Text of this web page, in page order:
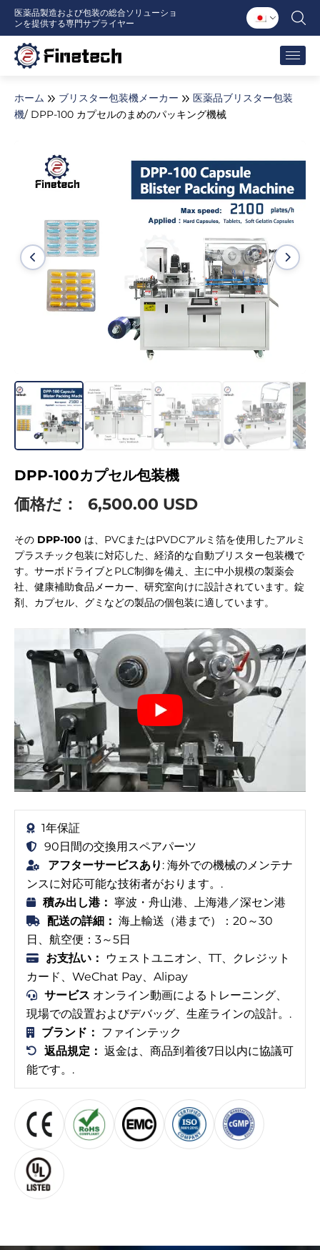
医薬品製造および包装の総合ソリューショ
ンを提供する専門サプライヤー
ホーム ブリスター包装機メーカー
医薬品ブリスター包装
機/ DPP-100 カプセルのまめのパッキング機械
DPP-100カプセル包装機
価格だ： 6,500.00 USD
その DPP-100 は、PVCまたはPVDCアルミ箔を使用したアルミ
プラスチック包装に対応した、経済的な自動ブリスター包装機で
す。サーボドライブとPLC制御を備え、主に中小規模の製薬会
社、健康補助食品メーカー、研究室向けに設計されています。錠
剤、カプセル、グミなどの製品の個包装に適しています。
1年保証
90日間の交換用スペアパーツ
アフターサービスあり : 海外での機械のメンテナ
ンスに対応可能な技術者がおります。.
積み出し港： 寧波・舟山港、上海港／深セン港
配送の詳細： 海上輸送（港まで）：20～30
日、航空便：3～5日
お支払い：
ウェストユニオン、TT、クレジット
カード、WeChat Pay、Alipay
サービス オンライン動画によるトレーニング、
現場での設置およびデバッグ、生産ラインの設計。.
ブランド： ファインテック
返品規定： 返金は、商品到着後7日以内に協議可
能です。.